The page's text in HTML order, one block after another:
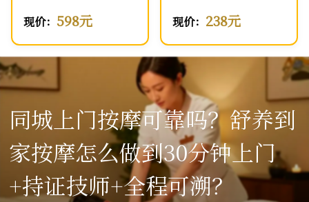
现价： 598元 现价： 238元
同城上门按摩可靠吗？舒养到
家按摩怎么做到30分钟上门
+持证技师+全程可溯？